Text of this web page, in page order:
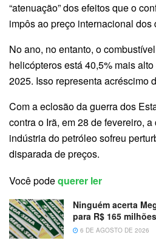
“atenuação” dos efeitos que o
impôs ao preço internacional dos
No ano, no entanto, o
helicópteros está 40,5% mais
2025. Isso representa acréscimo
Com a eclosão da guerra dos
contra o Irã, em 28 de fevereiro,
indústria do petróleo sofreu
disparada de preços.
Você podequerer ler
Ninguém acerta
para R$ 165 milhões
6 DE AGOSTO DE 2026